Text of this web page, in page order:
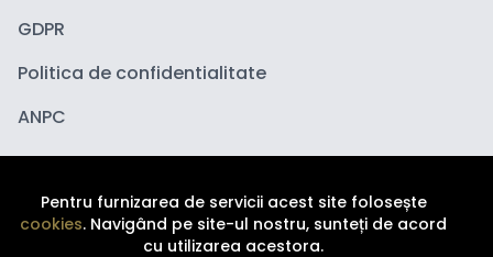
GDPR
Politica de confidentialitate
ANPC
Pentru furnizarea de servicii acest site folosește
cookies. Navigând pe site-ul nostru, sunteți de acord
cu utilizarea acestora.